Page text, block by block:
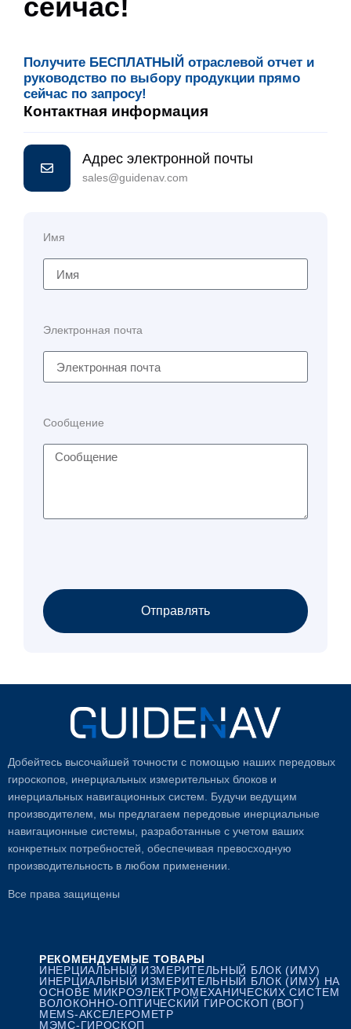
сейчас!
Получите БЕСПЛАТНЫЙ отраслевой отчет и
руководство по выбору продукции прямо
сейчас по запросу!
Контактная информация
Адрес электронной почты
sales@guidenav.com
Имя
Электронная почта
Сообщение
Отправлять
Добейтесь высочайшей точности с помощью наших передовых
гироскопов, инерциальных измерительных блоков и
инерциальных навигационных систем. Будучи ведущим
производителем, мы предлагаем передовые инерциальные
навигационные системы, разработанные с учетом ваших
конкретных потребностей, обеспечивая превосходную
производительность в любом применении.
Все права защищены
РЕКОМЕНДУЕМЫЕ ТОВАРЫ
ИНЕРЦИАЛЬНЫЙ ИЗМЕРИТЕЛЬНЫЙ БЛОК (ИМУ)
ИНЕРЦИАЛЬНЫЙ ИЗМЕРИТЕЛЬНЫЙ БЛОК (ИМУ) НА
ОСНОВЕ МИКРОЭЛЕКТРОМЕХАНИЧЕСКИХ СИСТЕМ
ВОЛОКОННО-ОПТИЧЕСКИЙ ГИРОСКОП (ВОГ)
MEMS-АКСЕЛЕРОМЕТР
МЭМС-ГИРОСКОП